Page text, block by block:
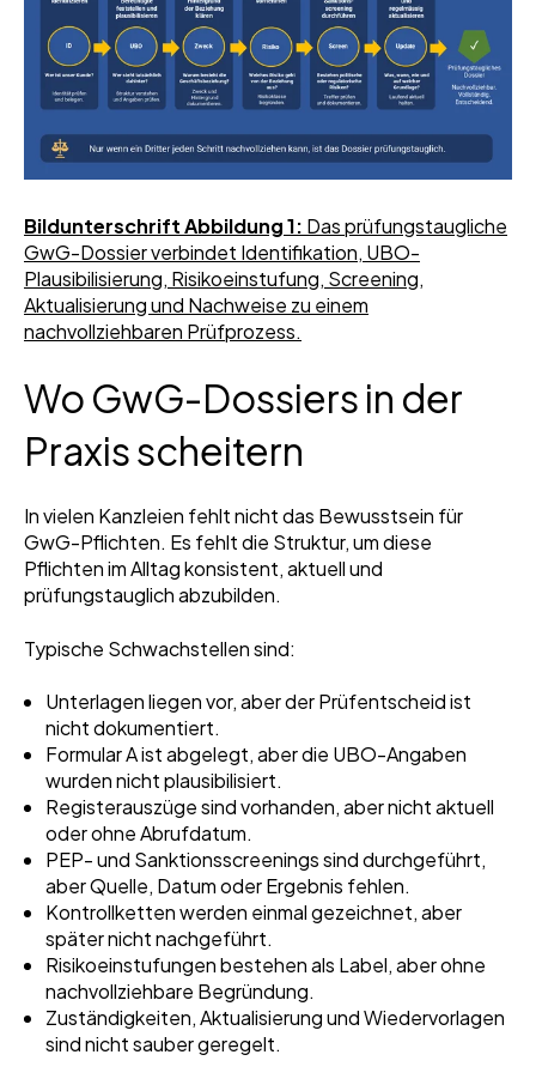
Bildunterschrift Abbildung 1: Das prüfungstaugliche
GwG-Dossier verbindet Identifikation, UBO-
Plausibilisierung, Risikoeinstufung, Screening,
Aktualisierung und Nachweise zu einem
nachvollziehbaren Prüfprozess.
Wo GwG-Dossiers in der
Praxis scheitern
In vielen Kanzleien fehlt nicht das Bewusstsein für
GwG-Pflichten. Es fehlt die Struktur, um diese
Pflichten im Alltag konsistent, aktuell und
prüfungstauglich abzubilden.
Typische Schwachstellen sind:
Unterlagen liegen vor, aber der Prüfentscheid ist
nicht dokumentiert.
Formular A ist abgelegt, aber die UBO-Angaben
wurden nicht plausibilisiert.
Registerauszüge sind vorhanden, aber nicht aktuell
oder ohne Abrufdatum.
PEP- und Sanktionsscreenings sind durchgeführt,
aber Quelle, Datum oder Ergebnis fehlen.
Kontrollketten werden einmal gezeichnet, aber
später nicht nachgeführt.
Risikoeinstufungen bestehen als Label, aber ohne
nachvollziehbare Begründung.
Zuständigkeiten, Aktualisierung und Wiedervorlagen
sind nicht sauber geregelt.